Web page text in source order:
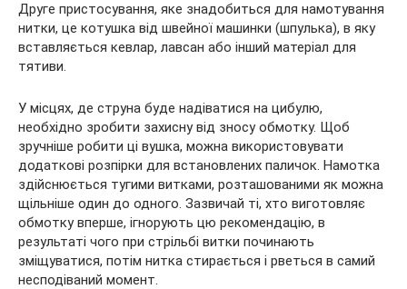
Друге пристосування, яке знадобиться для намотування
нитки, це котушка від швейної машинки (шпулька), в яку
вставляється кевлар, лавсан або інший матеріал для
тятиви.
У місцях, де струна буде надіватися на цибулю,
необхідно зробити захисну від зносу обмотку. Щоб
зручніше робити ці вушка, можна використовувати
додаткові розпірки для встановлених паличок. Намотка
здійснюється тугими витками, розташованими як можна
щільніше один до одного. Зазвичай ті, хто виготовляє
обмотку вперше, ігнорують цю рекомендацію, в
результаті чого при стрільбі витки починають
зміщуватися, потім нитка стирається і рветься в самий
несподіваний момент.